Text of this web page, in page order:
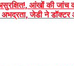
आंखों की
जेडी ने डॉक्टर